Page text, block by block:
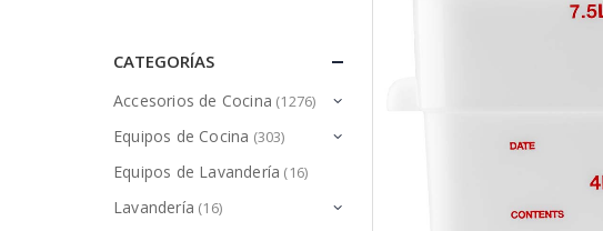
CATEGORÍAS
Accesorios de Cocina (1276)
Equipos de Cocina (303)
Equipos de Lavandería (16)
Lavandería (16)